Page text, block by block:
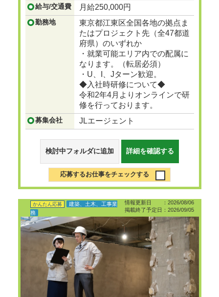
...つづきを見る
給与/交通費 月給250,000円
勤務地
東京都江東区全国各地の拠点ま
たはプロジェクト先（全47都道
府県）のいずれか
・就業可能エリア内での配属に
なります。（転居必須）
・U、I、Jターン歓迎。
◆入社時研修について◆
令和2年4月よりオンラインで研
修を行っております。
募集会社 JLエージェント
検討中フォルダに追加 詳細を確認する
応募するお仕事をチェックする
情報更新日 ：2026/08/06
掲載終了予定日：2026/09/05
かんたん応募
建築、土木、工事業
務